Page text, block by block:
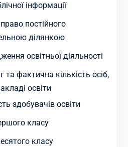
інформації
постійного
ділянкою
освітньої діяльності
та фактична кількість осіб,
освіти
здобувачів освіти
класу
класу